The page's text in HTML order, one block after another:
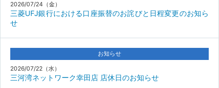
2026/07/24（金）
三菱UFJ銀行における口座振替のお詫びと日程変更のお知ら
せ
お知らせ
2026/07/22（水）
三河湾ネットワーク幸田店 店休日のお知らせ